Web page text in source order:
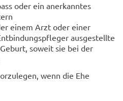
oder ein anerkanntes
einem Arzt oder einer
ausgestellte
soweit sie bei der
wenn die Ehe